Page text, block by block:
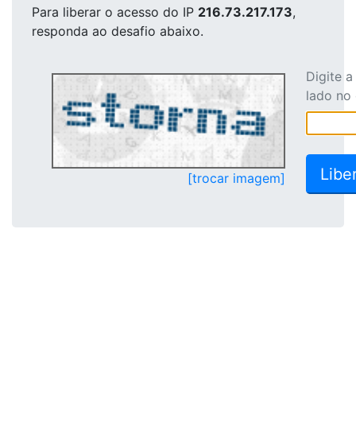
Para liberar o acesso do IP 216.73.217.173,
responda ao desafio abaixo.
[trocar imagem]
Digite
lado no